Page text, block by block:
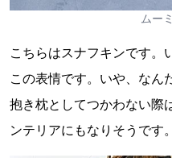
ムー
こちらはスナフキンです。
この表情です。いや、なん
抱き枕としてつかわない際
ンテリアにもなりそうです。